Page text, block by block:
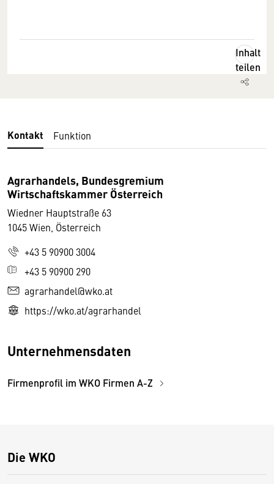
Inhalt
teilen
Kontakt Funktion
Agrarhandels, Bundesgremium
Wirtschaftskammer Österreich
Wiedner Hauptstraße 63
1045 Wien, Österreich
+43 5 90900 3004
+43 5 90900 290
agrarhandel@wko.at
https://wko.at/agrarhandel
Unternehmensdaten
Firmenprofil im WKO Firmen A-Z
Die WKO